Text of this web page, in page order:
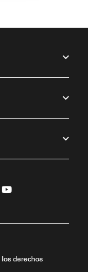
nueva
ventana nueva
Abre una ventana
derechos